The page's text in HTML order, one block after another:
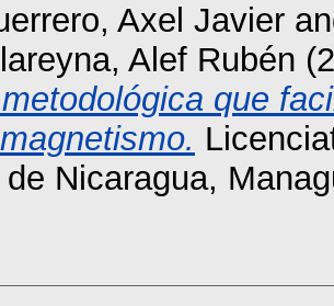
Axel Javier
Alef Rubén
que
Nicaragua,